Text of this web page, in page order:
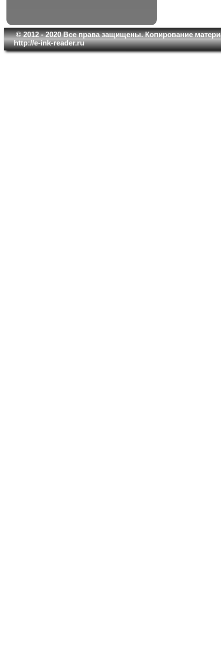
© 2012 - 2020 Все права защищены. Копирование
http://e-ink-reader.ru